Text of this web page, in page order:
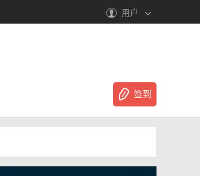
用户
签到